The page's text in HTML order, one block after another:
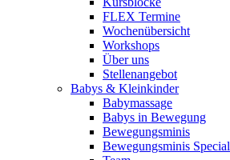
FLEX Termine
Wochenübersicht
Workshops
Über uns
Stellenangebot
Babys & Kleinkinder
Babymassage
Babys in Bewegung
Bewegungsminis
Bewegungsminis Special